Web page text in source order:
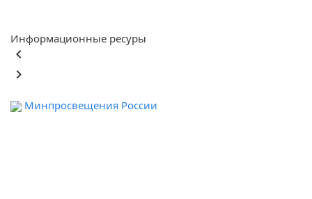
Информационные ресуры
keyboard_arrow_left
keyboard_arrow_right
Минпросвещения России